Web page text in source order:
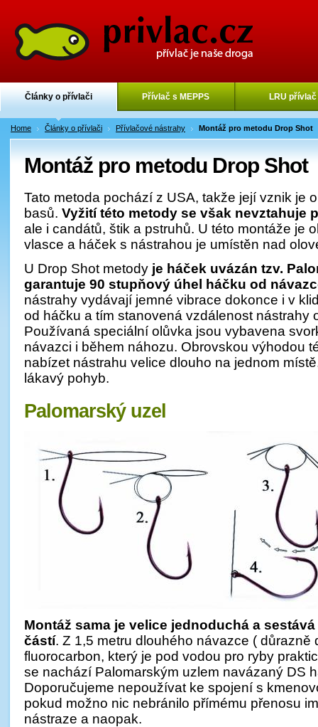
Články o přívlači Přívlač s MEPPS LRU přívlač
Home Články o přívlači Přívlačové nástrahy Montáž pro metodu Drop Shot
Montáž pro metodu Drop Shot
Tato metoda pochází z USA, takže její vznik je
basů. Vyžití této metody se však nevztahuje
ale i candátů, štik a pstruhů. U této montáže je
vlasce a háček s nástrahou je umístěn nad
U Drop Shot metody je háček uvázán tzv.
garantuje 90 stupňový úhel háčku od
nástrahy vydávají jemné vibrace dokonce i v
od háčku a tím stanovená vzdálenost nástrahy
Používaná speciální olůvka jsou vybavena
návazci i během náhozu. Obrovskou výhodou
nabízet nástrahu velice dlouho na jednom
lákavý pohyb.
Palomarský uzel
Montáž sama je velice jednoduchá a
částí. Z 1,5 metru dlouhého návazce ( důrazně
fluorocarbon, který je pod vodou pro ryby
se nachází Palomarským uzlem navázaný DS
Doporučujeme nepoužívat ke spojení s
pokud možno nic nebránilo přímému přenosu
nástraze a naopak.